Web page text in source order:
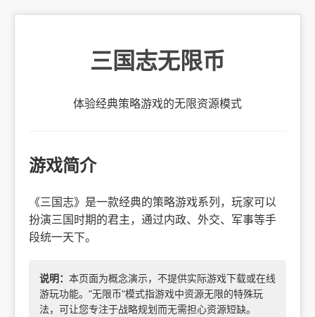
三国志无限币
体验经典策略游戏的无限资源模式
游戏简介
《三国志》是一款经典的策略游戏系列，玩家可以
扮演三国时期的君主，通过内政、外交、军事等手
段统一天下。
说明： 本页面为概念演示，不提供实际游戏下载或在线
游玩功能。"无限币"模式指游戏中资源无限的特殊玩
法，可让您专注于战略规划而无需担心资源短缺。